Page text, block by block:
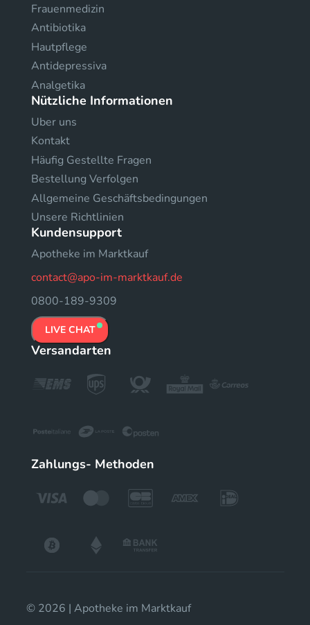
Frauenmedizin
Antibiotika
Hautpflege
Antidepressiva
Analgetika
Nützliche Informationen
Uber uns
Kontakt
Häufig Gestellte Fragen
Bestellung Verfolgen
Allgemeine Geschäftsbedingungen
Unsere Richtlinien
Kundensupport
Apotheke im Marktkauf
contact@apo-im-marktkauf.de
0800-189-9309
LIVE CHAT
Versandarten
Zahlungs- Methoden
© 2026 | Apotheke im Marktkauf